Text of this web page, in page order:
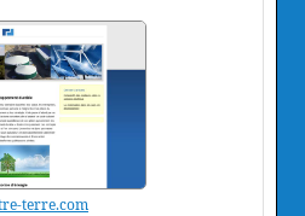
terre.com